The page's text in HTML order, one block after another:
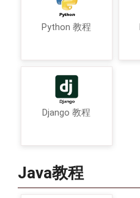
Python 教程
Django 教程
Java教程